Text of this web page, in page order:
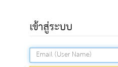
เข้าสู่ระบบ